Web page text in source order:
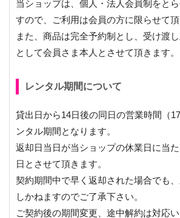
当ショップは、個人・法人会員制をと
すので、ご利用は会員の方に限らせて頂
また、商品は完全予約制とし、受け渡
として会員さま本人とさせて頂きます。
レンタル期間について
貸出日から14日後の同日の営業時間（
ンタル期間となります。
返却日当日が当ショップの休業日に当
日とさせて頂きます。
契約期間中で早く返却された場合でも
しかねますのでご了承下さい。
ご契約後の期間変更、途中解約は対応